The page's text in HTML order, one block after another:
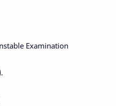
Examination